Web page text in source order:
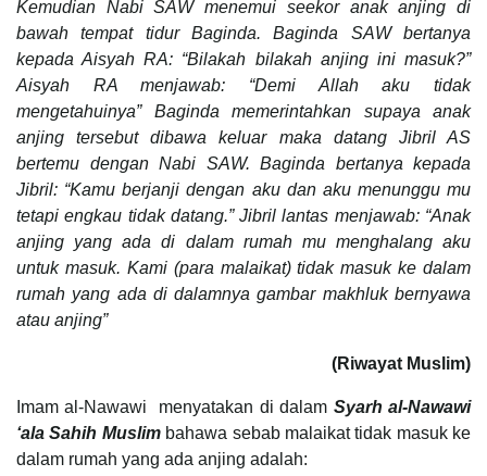
Kemudian Nabi SAW menemui seekor anak anjing di
bawah tempat tidur Baginda. Baginda SAW bertanya
kepada Aisyah RA: “Bilakah bilakah anjing ini masuk?”
Aisyah RA menjawab: “Demi Allah aku tidak
mengetahuinya” Baginda memerintahkan supaya anak
anjing tersebut dibawa keluar maka datang Jibril AS
bertemu dengan Nabi SAW. Baginda bertanya kepada
Jibril: “Kamu berjanji dengan aku dan aku menunggu mu
tetapi engkau tidak datang.” Jibril lantas menjawab: “Anak
anjing yang ada di dalam rumah mu menghalang aku
untuk masuk. Kami (para malaikat) tidak masuk ke dalam
rumah yang ada di dalamnya gambar makhluk bernyawa
atau anjing”
(Riwayat Muslim)
Imam al-Nawawi menyatakan di dalam Syarh al-Nawawi
‘ala Sahih Muslimbahawa sebab malaikat tidak masuk ke
dalam rumah yang ada anjing adalah: